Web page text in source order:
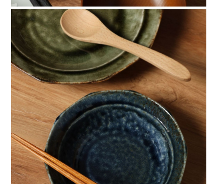
５．嚴禁一人註冊多個帳號或使用他人資訊註冊。若發現惡意使用之情形，
恩沛科技股份有限公司將有權停止該用戶之使用額度並採取法律行動。